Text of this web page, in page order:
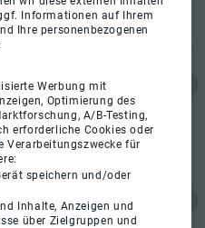
Informationen auf Ihrem
Ihre personenbezogenen
Werbung mit
Optimierung des
A/B-Testing,
erforderliche Cookies oder
Verarbeitungszwecke für
speichern und/oder
Inhalte, Anzeigen und
über Zielgruppen und